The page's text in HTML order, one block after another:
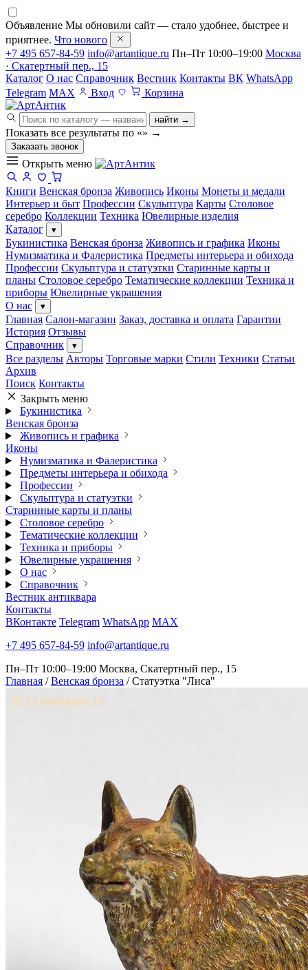
Объявление Мы обновили сайт — стало удобнее, быстрее и
приятнее. Что нового
+7 495 657-84-59 info@artantique.ru Пн–Пт 10:00–19:00 Москва
· Скатертный пер., 15
Каталог О нас Справочник Вестник Контакты ВК WhatsApp
Telegram MAX Вход Корзина
найти →
Показать все результаты по «» →
Заказать звонок
Открыть меню
Книги Венская бронза Живопись Иконы Монеты и медали
Интерьер и быт Профессии Скульптура Карты Столовое
серебро Коллекции Техника Ювелирные изделия
Каталог
▾
Букинистика Венская бронза Живопись и графика Иконы
Нумизматика и Фалеристика Предметы интерьера и обихода
Профессии Скульптура и статуэтки Старинные карты и
планы Столовое серебро Тематические коллекции Техника и
приборы Ювелирные украшения
О нас
▾
Главная Салон-магазин Заказ, доставка и оплата Гарантии
История Отзывы
Справочник
▾
Все разделы Авторы Торговые марки Стили Техники Статьи
Архив
Поиск Контакты
Закрыть меню
Букинистика
Венская бронза
Живопись и графика
Иконы
Нумизматика и Фалеристика
Предметы интерьера и обихода
Профессии
Скульптура и статуэтки
Старинные карты и планы
Столовое серебро
Тематические коллекции
Техника и приборы
Ювелирные украшения
О нас
Справочник
Вестник антиквара
Контакты
ВКонтакте Telegram WhatsApp MAX
+7 495 657-84-59 info@artantique.ru
Пн–Пт 10:00–19:00 Москва, Скатертный пер., 15
Главная / Венская бронза / Статуэтка "Лиса"